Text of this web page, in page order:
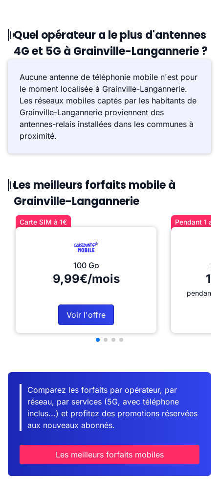
Quel opérateur a le plus d'antennes
4G et 5G à Grainville-Langannerie ?
Aucune antenne de téléphonie mobile n'est pour
le moment localisée à Grainville-Langannerie.
Les réseaux mobiles captés par les habitants de
Grainville-Langannerie proviennent des
antennes-relais installées dans les communes à
proximité.
Les meilleurs forfaits mobile à
Grainville-Langannerie
Carte SIM à 1€
100 Go
9,99€/mois
Voir l'offre
Pendant 1
pendant
Comparez les forfaits par opérateur, par
réseau, par services (5G, avec téléphone
inclus...) et profitez des promotions réservées
aux nouveaux abonnés.
Les meilleurs forfaits mobiles